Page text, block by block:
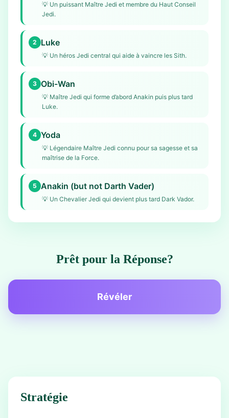
💡 Un puissant Maître Jedi et membre du Haut Conseil
Jedi.
2 Luke
💡 Un héros Jedi central qui aide à vaincre les Sith.
3 Obi-Wan
💡 Maître Jedi qui forme d’abord Anakin puis plus tard
Luke.
4 Yoda
💡 Légendaire Maître Jedi connu pour sa sagesse et sa
maîtrise de la Force.
5 Anakin (but not Darth Vader)
💡 Un Chevalier Jedi qui devient plus tard Dark Vador.
Prêt pour la Réponse?
Révéler
Stratégie